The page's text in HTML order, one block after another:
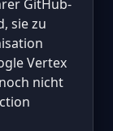
GitHub-
sie zu
Vertex
nicht